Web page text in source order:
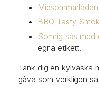
Midsommarlådan
BBQ Tasty
Somrig sås med
egna etikett.
Tänk dig en kylväska
gåva som verkligen